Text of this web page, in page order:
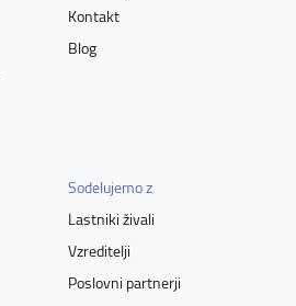
Kontakt
Blog
Sodelujemo z
Lastniki živali
Vzreditelji
Poslovni partnerji